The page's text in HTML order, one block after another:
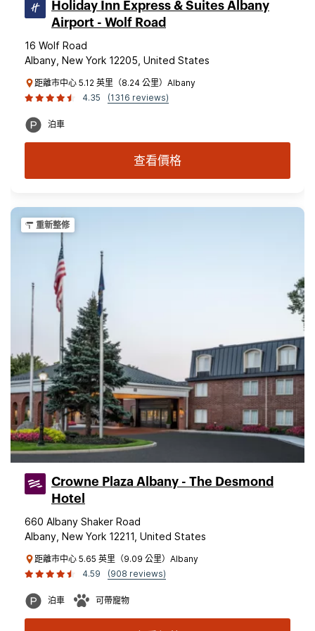
Holiday Inn Express & Suites Albany
Airport - Wolf Road
16 Wolf Road
Albany, New York 12205, United States
距離市中心 5.12 英里（8.24 公里）Albany
4.35
(1316 reviews)
泊車
查看價格
重新整修
Crowne Plaza Albany - The Desmond
Hotel
660 Albany Shaker Road
Albany, New York 12211, United States
距離市中心 5.65 英里（9.09 公里）Albany
4.59
(908 reviews)
泊車 可帶寵物